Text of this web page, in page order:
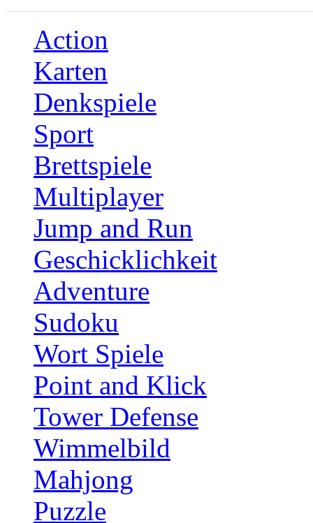
Action
Karten
Denkspiele
Sport
Brettspiele
Multiplayer
Jump and Run
Geschicklichkeit
Adventure
Sudoku
Wort Spiele
Point and Klick
Tower Defense
Wimmelbild
Mahjong
Puzzle